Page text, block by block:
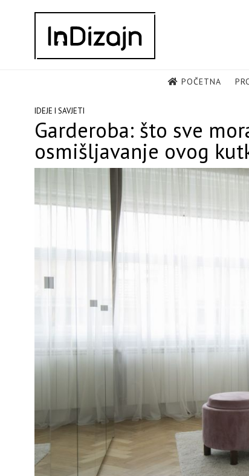
POČETNA
IDEJE I SAVJETI
Garderoba: što sve
osmišljavanje ovog